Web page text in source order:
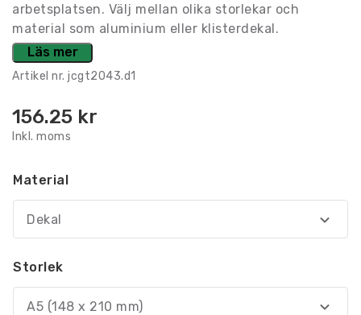
arbetsplatsen. Välj mellan olika storlekar och
material som aluminium eller klisterdekal.
Läs mer
Artikel nr. jcgt2043.d1
156.25 kr
Inkl. moms
Material
Dekal
Storlek
A5 (148 x 210 mm)